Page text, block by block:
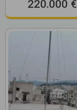
220.000 €
Previous